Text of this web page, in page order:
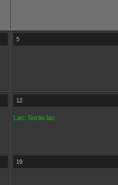
5
12
Lac: Sortie lac
19